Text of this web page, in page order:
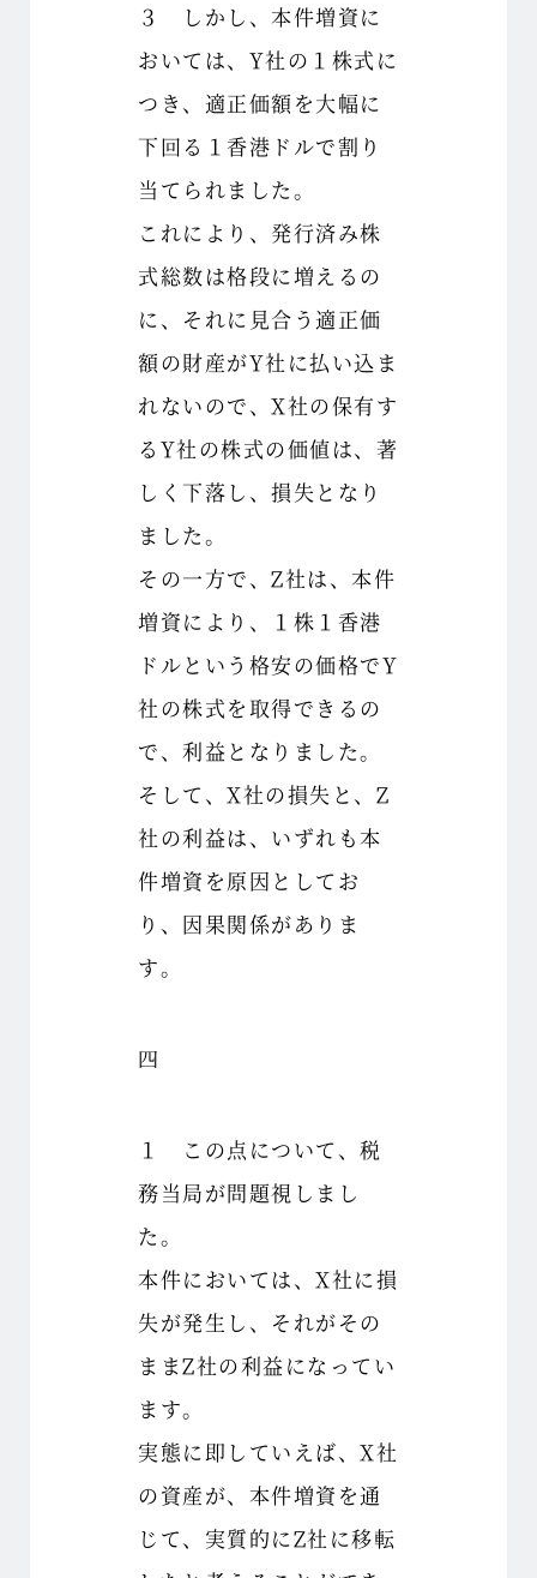
３ しかし、本件増資に
おいては、Y社の１株式に
つき、適正価額を大幅に
下回る１香港ドルで割り
当てられました。
これにより、発行済み株
式総数は格段に増えるの
に、それに見合う適正価
額の財産がY社に払い込ま
れないので、X社の保有す
るY社の株式の価値は、著
しく下落し、損失となり
ました。
その一方で、Z社は、本件
増資により、１株１香港
ドルという格安の価格でY
社の株式を取得できるの
で、利益となりました。
そして、X社の損失と、Z
社の利益は、いずれも本
件増資を原因としてお
り、因果関係がありま
す。
四
１ この点について、税
務当局が問題視しまし
た。
本件においては、X社に損
失が発生し、それがその
ままZ社の利益になってい
ます。
実態に即していえば、X社
の資産が、本件増資を通
じて、実質的にZ社に移転